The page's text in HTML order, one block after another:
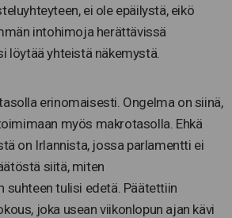
ei ole epäilystä, eikö
intohimoja herättävissä
löytää yhteistä näkemystä.
erinomaisesti. Ongelma on siinä,
myös makrotasolla. Ehkä
on Irlannista, jossa parlamentti ei
siitä, miten
suhteen tulisi edetä. Päätettiin
joka usean viikonlopun ajan kävi